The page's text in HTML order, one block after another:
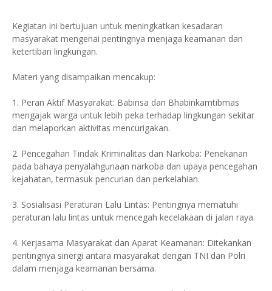
Kegiatan ini bertujuan untuk meningkatkan kesadaran
masyarakat mengenai pentingnya menjaga keamanan dan
ketertiban lingkungan.
Materi yang disampaikan mencakup:
1. Peran Aktif Masyarakat: Babinsa dan Bhabinkamtibmas
mengajak warga untuk lebih peka terhadap lingkungan sekitar
dan melaporkan aktivitas mencurigakan.
2. Pencegahan Tindak Kriminalitas dan Narkoba: Penekanan
pada bahaya penyalahgunaan narkoba dan upaya pencegahan
kejahatan, termasuk pencurian dan perkelahian.
3. Sosialisasi Peraturan Lalu Lintas: Pentingnya mematuhi
peraturan lalu lintas untuk mencegah kecelakaan di jalan raya.
4. Kerjasama Masyarakat dan Aparat Keamanan: Ditekankan
pentingnya sinergi antara masyarakat dengan TNI dan Polri
dalam menjaga keamanan bersama.